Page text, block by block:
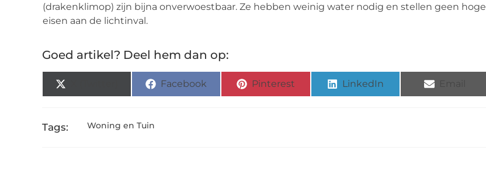
(drakenklimop) zijn bijna onverwoestbaar. Ze hebben weinig water nodig en stellen geen hoge
eisen aan de lichtinval.
Goed artikel? Deel hem dan op:
Facebook Pinterest LinkedIn
Tags: Woning en Tuin